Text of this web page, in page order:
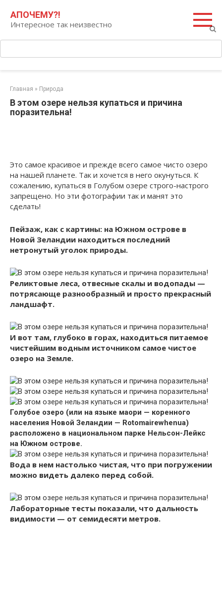
контенту
АПОЧЕМУ?!
Интересное так неизвестно
Главная » Природа
В этом озере нельзя купаться и причина
поразительна!
Это самое красивое и прежде всего самое чисто озеро
на нашей планете. Так и хочется в него окунуться. К
сожалению, купаться в Голубом озере строго-настрого
запрещено. Но эти фотографии так и манят это
сделать!
Пейзаж, как с картины: на Южном острове в
Новой Зеландии находиться последний
нетронутый уголок природы.
Реликтовые леса, отвесные скалы и водопады —
потрясающе разнообразный и просто прекрасный
ландшафт.
И вот там, глубоко в горах, находиться питаемое
чистейшим водным источником самое чистое
озеро на Земле.
Голубое озеро (или на языке маори — коренного
населения Новой Зеландии — Rotomairewhenua)
расположено в национальном парке Нельсон-Лейкс
на Южном острове.
Вода в нем настолько чистая, что при погружении
можно видеть далеко перед собой.
Лабораторные тесты показали, что дальность
видимости — от семидесяти метров.